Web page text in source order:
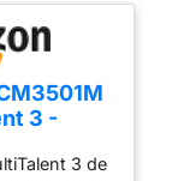
3 -
3 de